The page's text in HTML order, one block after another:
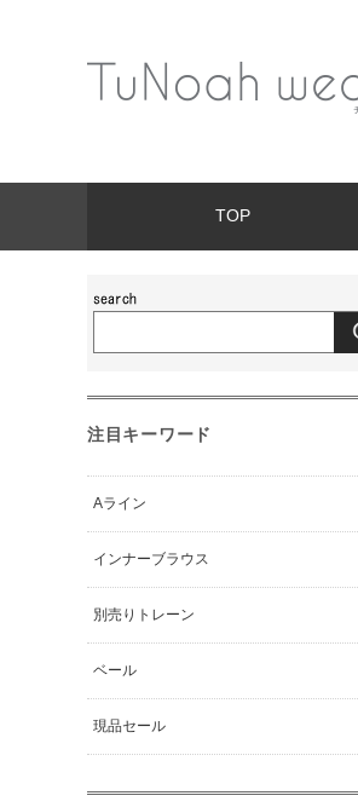
TOP
注目キーワード
Aライン
インナーブラウス
別売りトレーン
ベール
現品セール